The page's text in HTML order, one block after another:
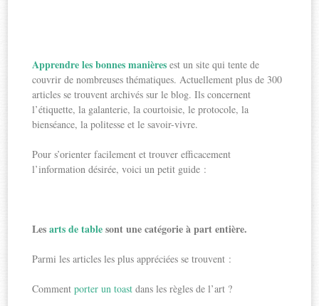
Apprendre les bonnes manières est un site qui tente de
couvrir de nombreuses thématiques. Actuellement plus de 300
articles se trouvent archivés sur le blog. Ils concernent
l’étiquette, la galanterie, la courtoisie, le protocole, la
bienséance, la politesse et le savoir-vivre.
Pour s’orienter facilement et trouver efficacement
l’information désirée, voici un petit guide :
Lesarts de tablesont une catégorie à part entière.
Parmi les articles les plus appréciées se trouvent :
Commentporter un toast dans les règles de l’art ?